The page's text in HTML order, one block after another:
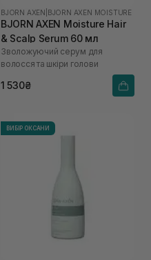
BJORN AXEN BJORN AXEN MOISTURE
BJORN AXEN Moisture Hair
& Scalp Serum 60 мл
Зволожуючий серум для
волосся та шкіри голови
1 530₴
ВИБІР ОКСАНИ